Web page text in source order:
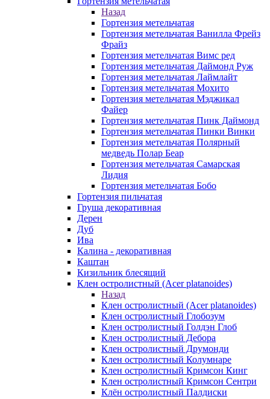
Назад
Гортензия метельчатая
Гортензия метельчатая Ванилла Фрейз
Фрайз
Гортензия метельчатая Вимс ред
Гортензия метельчатая Даймонд Руж
Гортензия метельчатая Лаймлайт
Гортензия метельчатая Мохито
Гортензия метельчатая Мэджикал
Файер
Гортензия метельчатая Пинк Даймонд
Гортензия метельчатая Пинки Винки
Гортензия метельчатая Полярный
медведь Полар Беар
Гортензия метельчатая Самарская
Лидия
Гортензия метельчатая Бобо
Гортензия пильчатая
Груша декоративная
Дерен
Дуб
Ива
Калина - декоративная
Каштан
Кизильник блесящий
Клен остролистный (Acer platanoides)
Назад
Клен остролистный (Acer platanoides)
Клен остролистный Глобозум
Клен остролистный Голдэн Глоб
Клен остролистный Дебора
Клен остролистный Друмонди
Клен остролистный Колумнаре
Клен остролистный Кримсон Кинг
Клен остролистный Кримсон Сентри
Клён остролистный Палдиски